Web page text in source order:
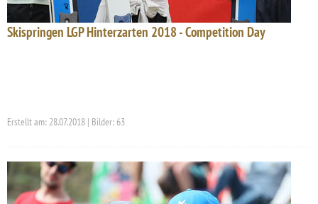
Skispringen LGP Hinterzarten 2018 - Competition Day
Erstellt am: 28.07.2018 | Bilder: 63